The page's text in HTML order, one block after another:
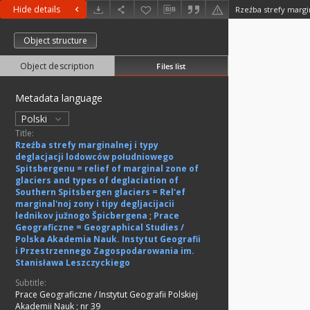
Hide details
Object structure
Object description Files list
Metadata language
Polski
Title:
Rzeźba strefy marginalnej i typy
deglacjacji lodowców południowego
Spitsbergenu = relief of marginal zone of
glaciers and types of deglaciation of
Southern Spitsbergen glaciers = Rel'ef
marginal'noj zony i tipy degljacijacii
lednikov južnogo Špicbergena ; Prace
Geograficzne = Geographical Studies /
Polska Akademia Nauk. Instytut Geografii
i Przestrzennego Zagospodarowania im.
Stanisława Leszczyckiego
Subtitle:
Prace Geograficzne / Instytut Geografii Polskiej
Akademii Nauk ; nr 39